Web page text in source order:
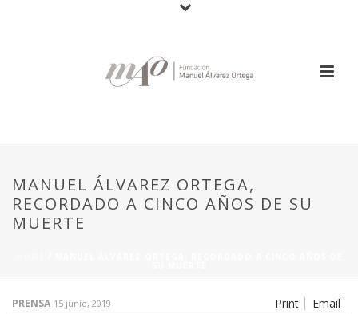
MANUEL ÁLVAREZ ORTEGA,
RECORDADO A CINCO AÑOS DE SU
MUERTE
Print Email
PRENSA 15 junio, 2019